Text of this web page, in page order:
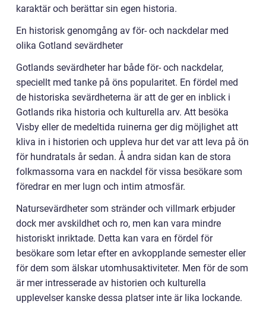
karaktär och berättar sin egen historia.
En historisk genomgång av för- och nackdelar med
olika Gotland sevärdheter
Gotlands sevärdheter har både för- och nackdelar,
speciellt med tanke på öns popularitet. En fördel med
de historiska sevärdheterna är att de ger en inblick i
Gotlands rika historia och kulturella arv. Att besöka
Visby eller de medeltida ruinerna ger dig möjlighet att
kliva in i historien och uppleva hur det var att leva på ön
för hundratals år sedan. Å andra sidan kan de stora
folkmassorna vara en nackdel för vissa besökare som
föredrar en mer lugn och intim atmosfär.
Natursevärdheter som stränder och villmark erbjuder
dock mer avskildhet och ro, men kan vara mindre
historiskt inriktade. Detta kan vara en fördel för
besökare som letar efter en avkopplande semester eller
för dem som älskar utomhusaktiviteter. Men för de som
är mer intresserade av historien och kulturella
upplevelser kanske dessa platser inte är lika lockande.